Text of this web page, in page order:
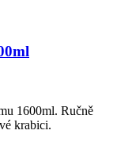
1600ml. Ručně
krabici.